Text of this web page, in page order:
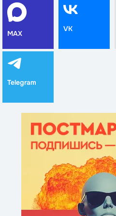
MAX
VK
Telegram